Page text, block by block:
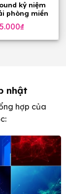
kỷ niệm
phòng miền
₫
nhật
hợp của